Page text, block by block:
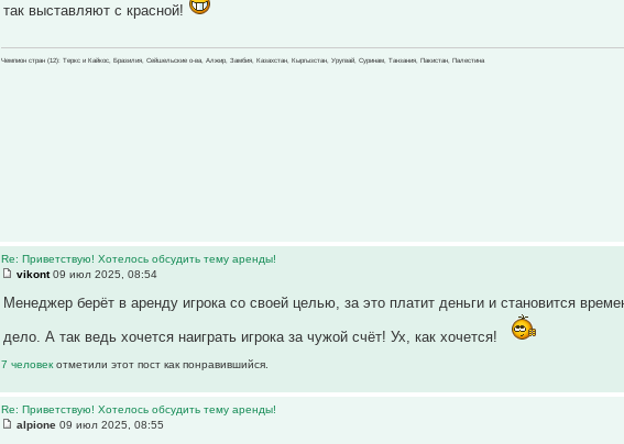
так выставляют с красной!
Чемпион стран (12): Теркс и Кайкос, Бразилия, Сейшельские о-ва, Алжир, Замбия, Казахстан, Кыргызстан, Уругвай, Суринам, Танзания, Пакистан, Палестина
Re: Приветствую! Хотелось обсудить тему аренды!
vikont09 июл 2025, 08:54
Менеджер берёт в аренду игрока со своей целью, за это платит деньги и становится
дело. А так ведь хочется наиграть игрока за чужой счёт! Ух, как хочется!
7 человекотметили этот пост как понравившийся.
Re: Приветствую! Хотелось обсудить тему аренды!
alpione 09 июл 2025, 08:55